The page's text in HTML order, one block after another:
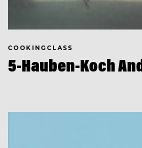
COOKINGCLASS
5-Hauben-Koch